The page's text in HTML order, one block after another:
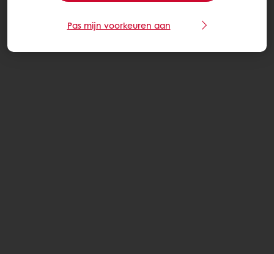
Pas mijn voorkeuren aan